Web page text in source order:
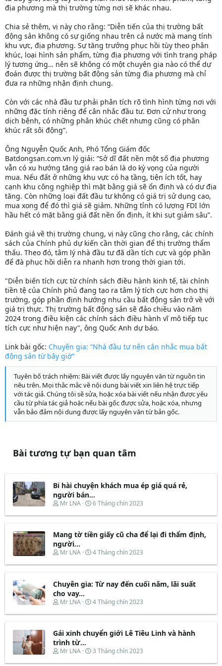
địa phương mà thị trường từng nơi sẽ khác nhau.
Chia sẻ thêm, vị này cho rằng: “Diễn tiến của thị trường bất
động sản không có sự giống nhau trên cả nước mà mang tính
khu vực, địa phương. Sự tăng trưởng phục hồi tùy theo phân
khúc, loại hình sản phẩm, từng địa phương với tình trạng pháp
lý tương ứng… nên sẽ không có một chuyên gia nào có thể dự
đoán được thị trường bất động sản từng địa phương mà chỉ
đưa ra những nhận định chung.
Còn với các nhà đầu tư phải phân tích rõ tình hình từng nơi với
những đặc tính riêng để cân nhắc đầu tư. Đơn cử như trong
dịch bệnh, có những phân khúc chết nhưng cũng có phân
khúc rất sôi động”.
Ông Nguyễn Quốc Anh, Phó Tổng Giám đốc
Batdongsan.com.vn lý giải: “Sở dĩ đất nền một số địa phương
vẫn có xu hướng tăng giá rao bán là do kỳ vọng của người
mua. Nếu đất ở những khu vực có hạ tầng, tiện ích tốt, hay
cạnh khu công nghiệp thì mặt bằng giá sẽ ổn định và có dư địa
tăng. Còn những loại đất đầu tư không có giá trị sử dụng cao,
mua xong để đó thì giá sẽ giảm. Những tỉnh có lượng FDI lớn
hầu hết có mặt bằng giá đất nền ổn định, ít khi sụt giảm sâu”.
Đánh giá về thị trường chung, vị này cũng cho rằng, các chính
sách của Chính phủ dự kiến cần thời gian để thị trường thẩm
thấu. Theo đó, tâm lý nhà đầu tư đã dần tích cực và góp phần
để đà phục hồi diễn ra nhanh hơn trong thời gian tới.
"Diễn biến tích cực từ chính sách điều hành kinh tế, tài chính
tiền tệ của Chính phủ đang tạo ra tâm lý tích cực hơn cho thị
trường, góp phần định hướng nhu cầu bất động sản trở về với
giá trị thực. Thị trường bất động sản sẽ đảo chiều vào năm
2024 trong điều kiện các chính sách điều hành vĩ mô tiếp tục
tích cực như hiện nay", ông Quốc Anh dự báo.
Link bài gốc: Chuyên gia: “Nhà đầu tư nên cân nhắc mua bất
động sản từ bây giờ”
Tuyên bố trách nhiệm: Bài viết được lấy nguyên văn từ nguồn tin
nêu trên. Mọi thắc mắc về nội dung bài viết xin liên hệ trực tiếp
với tác giả. Chúng tôi sẽ sửa, hoặc xóa bài viết nếu nhận được yêu
cầu từ phía tác giả hoặc nếu bài gốc được sửa, hoặc xóa, nhưng
vẫn bảo đảm nội dung được lấy nguyên văn từ bản gốc.
Bài tương tự bạn quan tâm
Bi hài chuyện khách mua ép giá quá rẻ,
người bán...
T
r
a
d
s
a
t
r
Mr LNA
N
à
b
t
ầ
6 Tháng chín 2023
Mang tờ tiền giấy cũ cha để lại đi thẩm định,
người...
T
r
a
d
s
a
t
e
r
Mr LNA
N
à
b
t
ầ
4 Tháng chín 2023
Chuyên gia: Từ nay đến cuối năm, lãi suất
cho vay...
T
r
a
d
s
Mr LNA
N
à
b
t
4 Tháng chín 2023
Gái xinh chuyển giới Lê Tiêu Linh và hành
trình từ...
T
Mr LNA
N
3 Tháng chín 2023